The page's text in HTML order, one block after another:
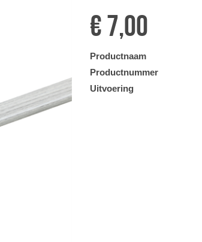
€ 7,00
Productnaam
Productnummer
Uitvoering